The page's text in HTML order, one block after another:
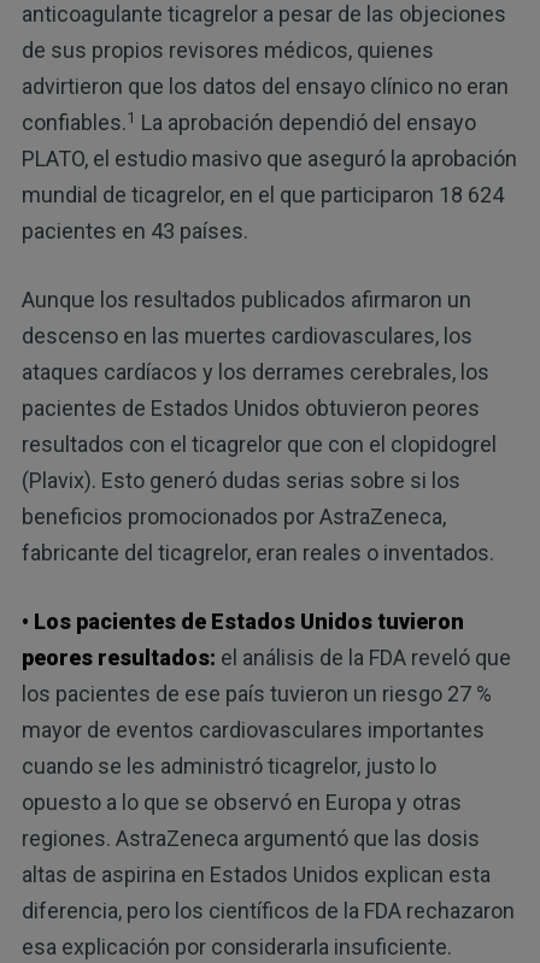
anticoagulante ticagrelor a pesar de las objeciones
de sus propios revisores médicos, quienes
advirtieron que los datos del ensayo clínico no eran
confiables.1 La aprobación dependió del ensayo
PLATO, el estudio masivo que aseguró la aprobación
mundial de ticagrelor, en el que participaron 18 624
pacientes en 43 países.
Aunque los resultados publicados afirmaron un
descenso en las muertes cardiovasculares, los
ataques cardíacos y los derrames cerebrales, los
pacientes de Estados Unidos obtuvieron peores
resultados con el ticagrelor que con el clopidogrel
(Plavix). Esto generó dudas serias sobre si los
beneficios promocionados por AstraZeneca,
fabricante del ticagrelor, eran reales o inventados.
• Los pacientes de Estados Unidos tuvieron
peores resultados: el análisis de la FDA reveló que
los pacientes de ese país tuvieron un riesgo 27 %
mayor de eventos cardiovasculares importantes
cuando se les administró ticagrelor, justo lo
opuesto a lo que se observó en Europa y otras
regiones. AstraZeneca argumentó que las dosis
altas de aspirina en Estados Unidos explican esta
diferencia, pero los científicos de la FDA rechazaron
esa explicación por considerarla insuficiente.